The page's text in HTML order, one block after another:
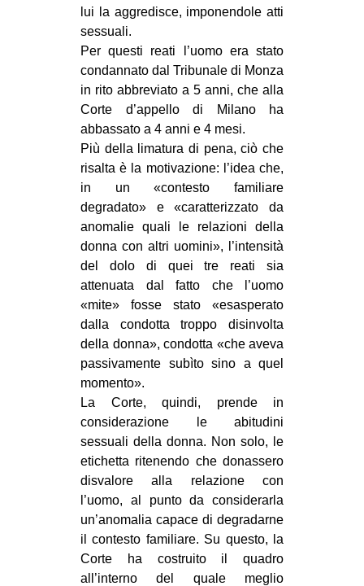
RECENSIONI
INTERNAZIONALE
AFRICA
ESTREMO ORIENTE
EUROPA
MEDIO ORIENTE
MONDO
EVENTI
in
tw
ms
SEARCH
lui la aggredisce, imponendole atti
sessuali.
Per questi reati l’uomo era stato
condannato dal Tribunale di Monza
in rito abbreviato a 5 anni, che alla
Corte d’appello di Milano ha
abbassato a 4 anni e 4 mesi.
Più della limatura di pena, ciò che
risalta è la motivazione: l’idea che,
in un «contesto familiare
degradato» e «caratterizzato da
anomalie quali le relazioni della
donna con altri uomini», l’intensità
del dolo di quei tre reati sia
attenuata dal fatto che l’uomo
«mite» fosse stato «esasperato
dalla condotta troppo disinvolta
della donna», condotta «che aveva
passivamente subìto sino a quel
momento».
La Corte, quindi, prende in
considerazione le abitudini
sessuali della donna. Non solo, le
etichetta ritenendo che donassero
disvalore alla relazione con
l’uomo, al punto da considerarla
un’anomalia capace di degradarne
il contesto familiare. Su questo, la
Corte ha costruito il quadro
all’interno del quale meglio